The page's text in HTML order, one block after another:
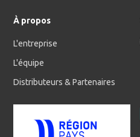
À propos
L'entreprise
L'équipe
Distributeurs & Partenaires